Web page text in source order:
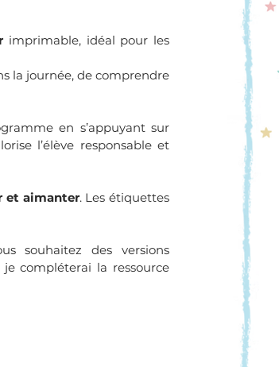
imprimable, idéal pour les
la journée, de comprendre
en s’appuyant sur
l’élève responsable et
et aimanter. Les étiquettes
souhaitez des versions
je compléterai la ressource